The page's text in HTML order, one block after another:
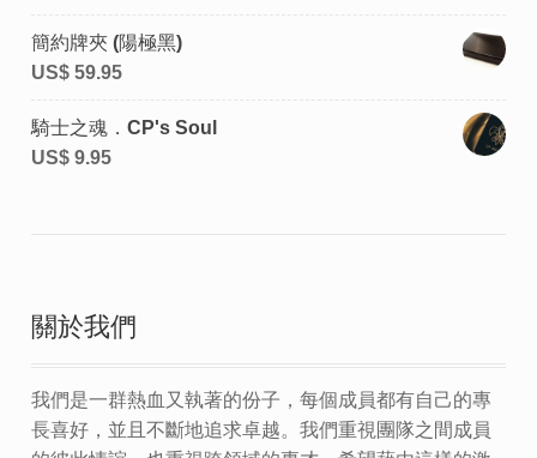
簡約牌夾 (陽極黑)
US$59.95
騎士之魂．CP's Soul
US$9.95
關於我們
我們是一群熱血又執著的份子，每個成員都有自己的專
長喜好，並且不斷地追求卓越。我們重視團隊之間成員